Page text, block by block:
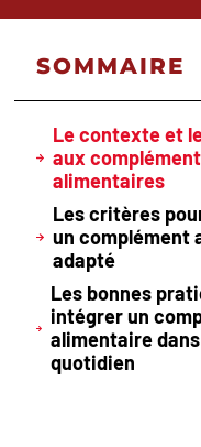
SOMMAIRE
Le contexte et
aux
alimentaires
Les critères
un complément
adapté
Les bonnes
intégrer un
alimentaire
quotidien